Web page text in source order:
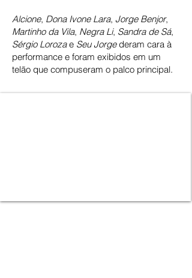
Alcione, Dona Ivone Lara, Jorge Benjor,
Martinho da Vila, Negra Li, Sandra de Sá,
Sérgio Lorozae Seu Jorgederam cara à
performance e foram exibidos em um
telão que compuseram o palco principal.